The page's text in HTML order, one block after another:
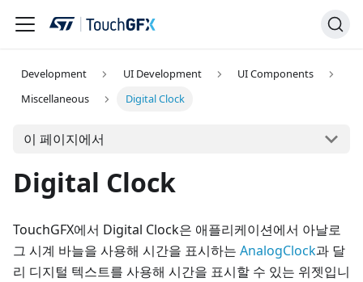
Development UI Development
UI Components
Miscellaneous
Digital Clock
이 페이지에서
Digital Clock
TouchGFX에서 Digital Clock은 애플리케이션에서 아날로
그 시계 바늘을 사용해 시간을 표시하는 AnalogClock과 달
리 디지털 텍스트를 사용해 시간을 표시할 수 있는 위젯입니